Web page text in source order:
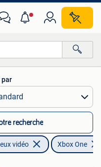
par
recherche
vidéo Xbox One